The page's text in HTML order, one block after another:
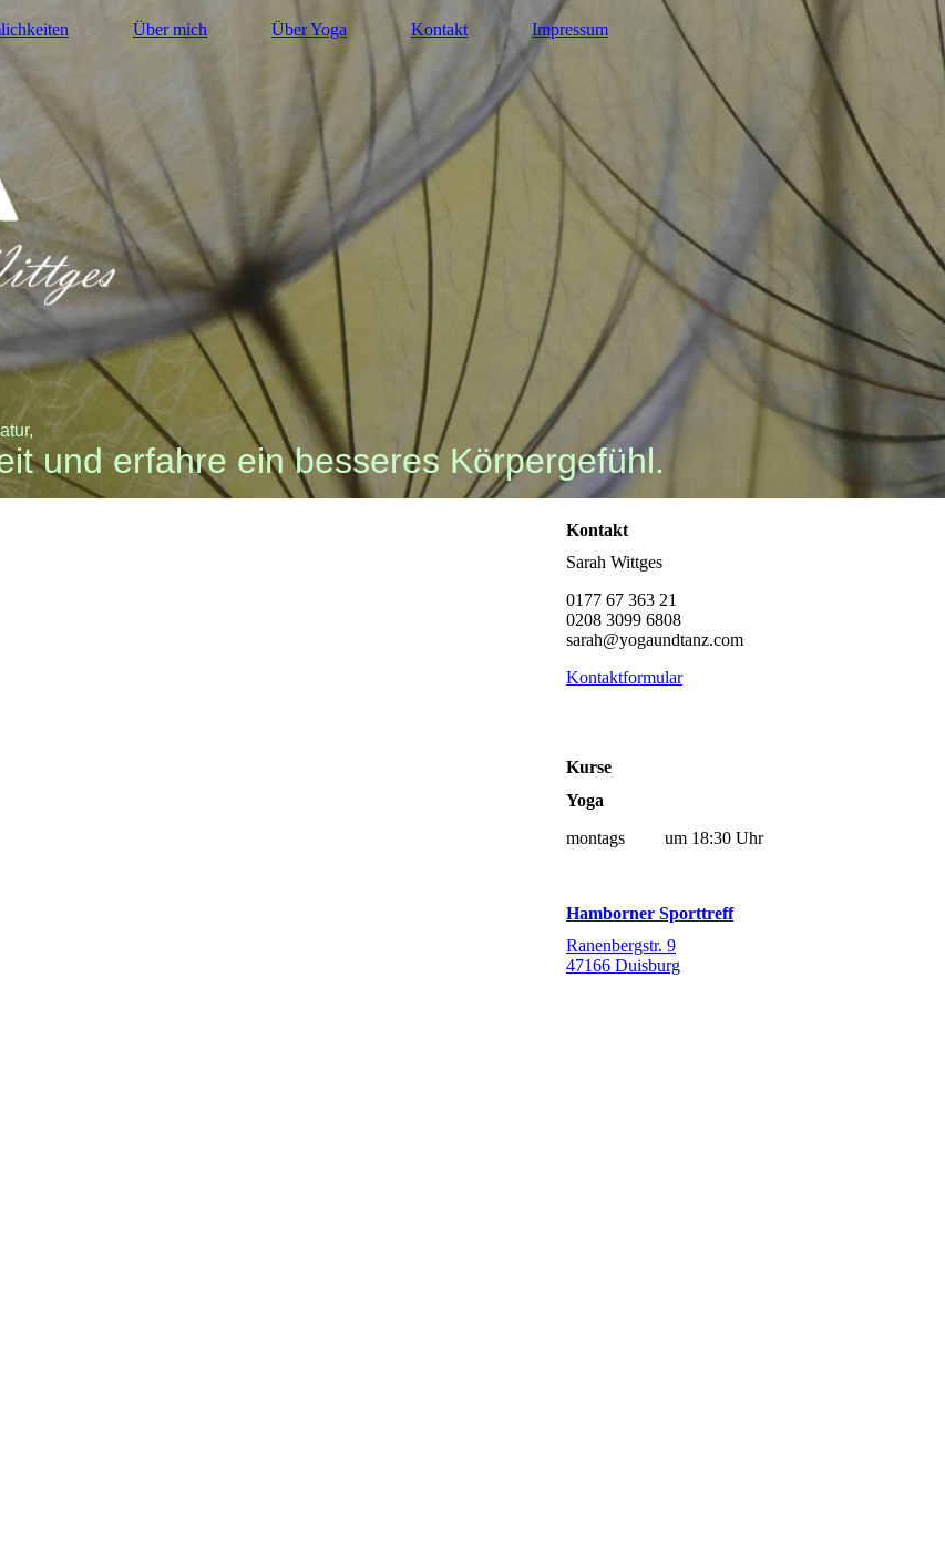
Über mich Über Yoga Kontakt Impressum
und erfahre ein besseres Körpergefühl.
Kontakt
Sarah Wittges
0177 67 363 21
0208 3099 6808
sarah@yogaundtanz.com
Kontaktformular
Kurse
Yoga
montags um 18:30 Uhr
Hamborner Sporttreff
Ranenbergstr. 9
47166 Duisburg